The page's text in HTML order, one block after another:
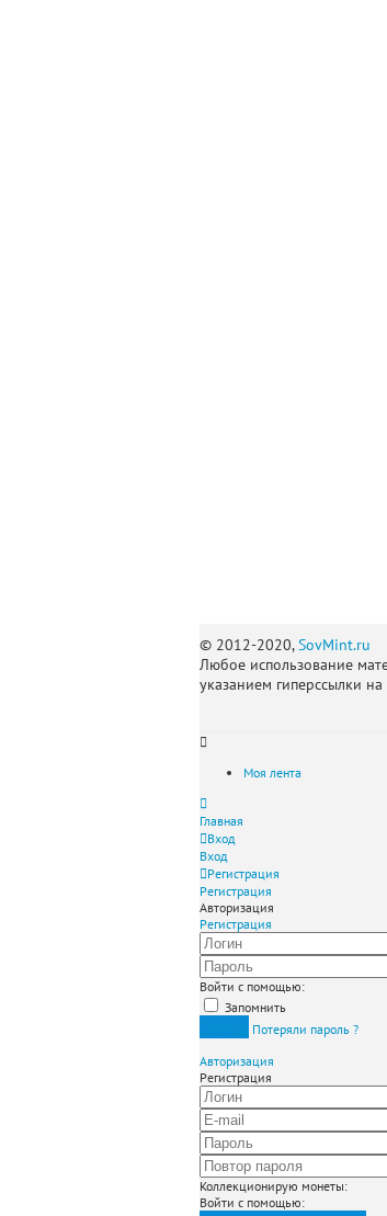
© 2012-2020,SovMint.ru
Любое использование
указанием гиперссылки на
Моя лента
Главная
Вход
Вход
Регистрация
Регистрация
Авторизация
Регистрация
Войти с помощью:
Запомнить
Потеряли пароль ?
Авторизация
Регистрация
Коллекционирую монеты:
Войти с помощью: